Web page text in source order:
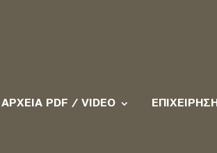
ΑΡΧΕΊΑ PDF / VIDEO ΕΠΙΧΕΊΡΗΣΗ